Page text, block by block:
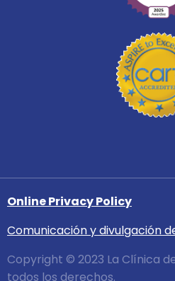
Online Privacy Policy
Comunicación y divulgación
Copyright © 2023 La Clínica
todos los derechos.